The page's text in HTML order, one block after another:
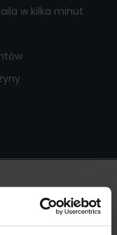
w kilka minut